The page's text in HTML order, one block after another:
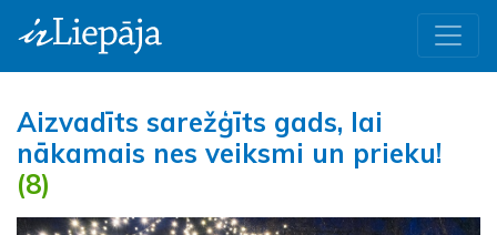
Aizvadīts sarežģīts gads, lai
nākamais nes veiksmi un prieku!
(8)